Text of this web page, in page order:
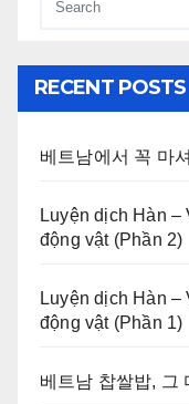
RECENT POSTS
베트남에서 꼭 마
Luyện dịch Hàn
động vật (Phần 2)
Luyện dịch Hàn
động vật (Phần 1)
베트남 찹쌀밥, 그